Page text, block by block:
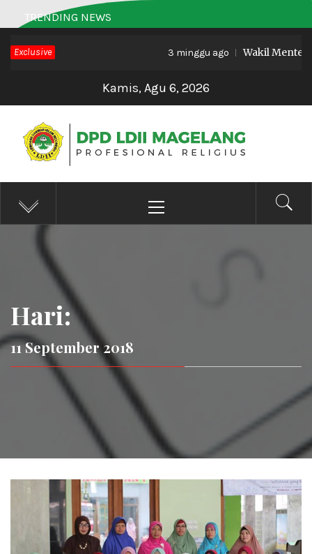
to
content
TRENDING NEWS
Exclusive 3 minggu ago Wakil Menteri
Kamis, Agu 6, 2026
DPD LDII MAGELANG
Profesional Religius
Menu
Hari:
11 September 2018